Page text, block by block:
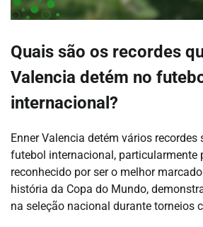
Quais são os recordes
Valencia detém no
internacional?
Enner Valencia detém vários
futebol internacional, particularmente
reconhecido por ser o melhor
história da Copa do Mundo,
na seleção nacional durante torneios